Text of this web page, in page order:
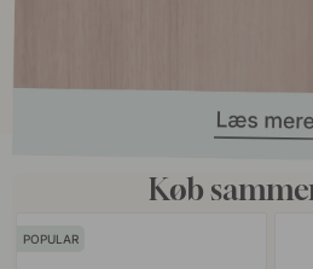
Køb
POPULAR